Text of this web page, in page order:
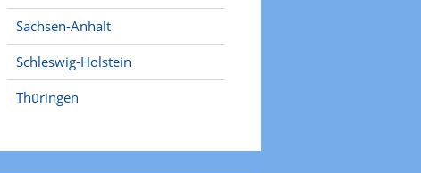
Sachsen-Anhalt
Schleswig-Holstein
Thüringen